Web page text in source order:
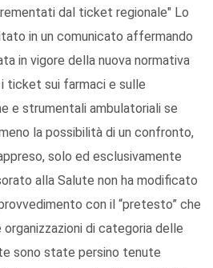
dal ticket regionale" Lo
in un comunicato affermando
in vigore della nuova normativa
ticket sui farmaci e sulle
e strumentali ambulatoriali se
la possibilità di un confronto,
solo ed esclusivamente
alla Salute non ha modificato
con il “pretesto” che
organizzazioni di categoria delle
sono state persino tenute